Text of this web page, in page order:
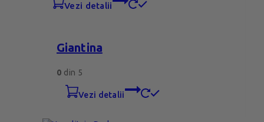
vezi detalii
Giantina
0 din 5
vezi detalii